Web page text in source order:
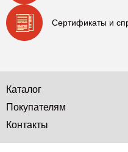
Сертификаты и
Каталог
Покупателям
Контакты